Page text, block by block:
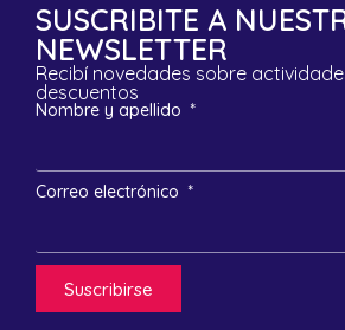
SUSCRIBITE A
NEWSLETTER
Recibí novedades sobre
descuentos
Nombre y apellido
Correo electrónico
Suscribirse